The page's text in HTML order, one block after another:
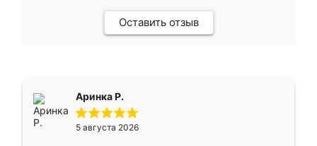
Оставить отзыв
Аринка Р.
5 августа 2026